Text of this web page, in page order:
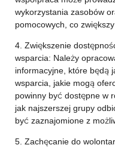
wykorzystania zasobów
pomocowych, co
4. Zwiększenie
wsparcia: Należy
informacyjne, które będą
wsparcia, jakie mogą
powinny być dostępne w
jak najszerszej grupy
być zaznajomione z
5. Zachęcanie do